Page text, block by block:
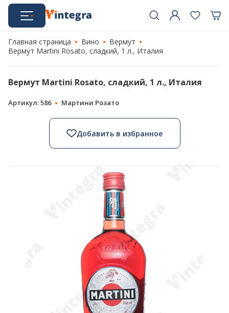
Главная страница Вино
Вермут
Вермут Martini Rosato, сладкий, 1 л., Италия
Вермут Martini Rosato, сладкий, 1 л., Италия
Артикул: 586 Мартини Розато
Добавить в избранное